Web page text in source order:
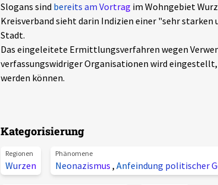
Slogans sind bereits am Vortrag im Wohngebiet
Kreisverband sieht darin Indizien einer "sehr
Stadt.
Das eingeleitete Ermittlungsverfahren wegen
verfassungswidriger Organisationen wird
werden können.
Kategorisierung
Regionen
Wurzen
Phänomene
Neonazismus , Anfeindung politischer